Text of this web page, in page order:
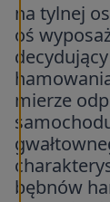
na tylnej
oś
mierze
bębnów